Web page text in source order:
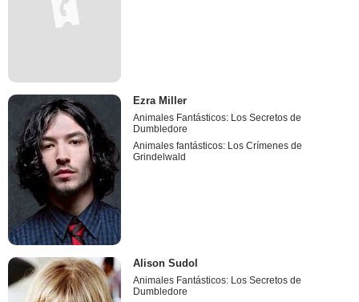
Ezra Miller
Animales Fantásticos: Los Secretos de
Dumbledore
Animales fantásticos: Los Crímenes de
Grindelwald
Alison Sudol
Animales Fantásticos: Los Secretos de
Dumbledore